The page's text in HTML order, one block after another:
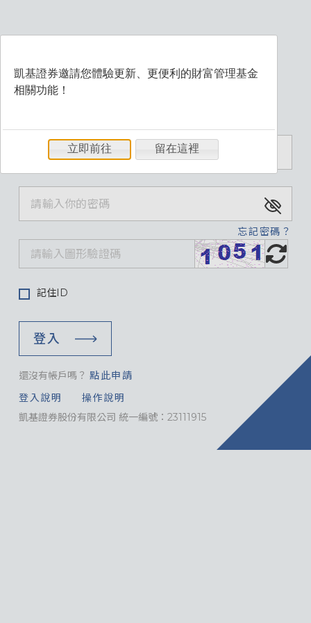
忘記密碼？
記住ID
登入
還沒有帳戶嗎？ 點此申請
登入說明
操作說明
凱基證券股份有限公司 統一編號：23111915
凱基證券邀請您體驗更新、更便利的財富管理基金
相關功能！
立即前往 留在這裡